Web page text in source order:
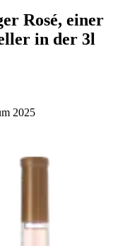
Rosé, einer
in der 3l
2025